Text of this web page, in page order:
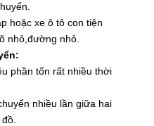
hoặc xe ô tô con tiện
nhỏ,đường nhỏ.
phần tốn rất nhiều thời
nhiều lần giữa hai